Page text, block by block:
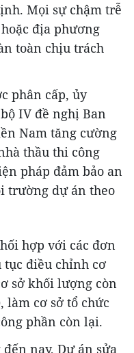
Mọi sự chậm trễ
địa phương
toàn chịu trách
phân cấp, ủy
IV đề nghị Ban
Nam tăng cường
thầu thi công
pháp đảm bảo an
trường dự án theo
hợp với các đơn
điều chỉnh cơ
sở khối lượng còn
làm cơ sở tổ chức
phần còn lại.
nay, Dự án sửa